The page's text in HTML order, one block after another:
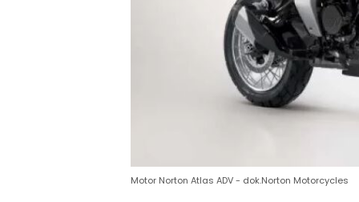
Motor Norton Atlas ADV - dok.Norton Motorcycles